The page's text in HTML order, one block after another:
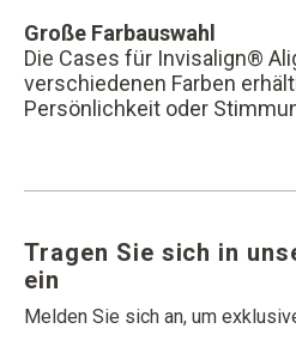
Große Farbauswahl
Die Cases für Invisalign®
verschiedenen Farben
Persönlichkeit oder
Tragen Sie sich in
ein
Melden Sie sich an, um